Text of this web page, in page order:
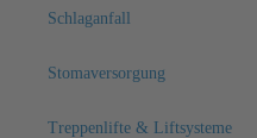
Schlaganfall
Stomaversorgung
Treppenlifte & Liftsysteme